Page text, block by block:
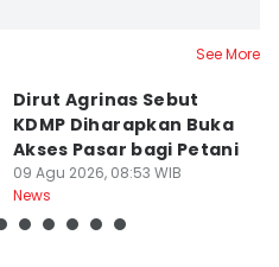
See More
Dirut Agrinas Sebut
KDMP Diharapkan Buka
Akses Pasar bagi Petani
09 Agu 2026, 08:53 WIB
News